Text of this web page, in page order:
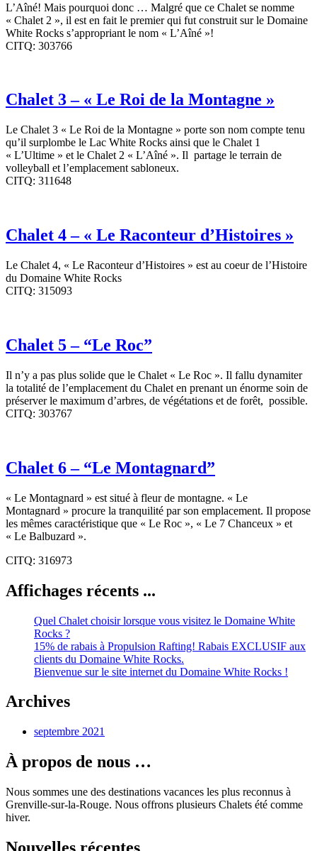
L’Aîné! Mais pourquoi donc … Malgré que ce Chalet se nomme
« Chalet 2 », il est en fait le premier qui fut construit sur le Domaine
White Rocks s’appropriant le nom « L’Aîné »!
CITQ: 303766
Chalet 3 – « Le Roi de la Montagne »
Le Chalet 3 « Le Roi de la Montagne » porte son nom compte tenu
qu’il surplombe le Lac White Rocks ainsi que le Chalet 1
« L’Ultime » et le Chalet 2 « L’Aîné ». Il partage le terrain de
volleyball et l’emplacement sabloneux.
CITQ: 311648
Chalet 4 – « Le Raconteur d’Histoires »
Le Chalet 4, « Le Raconteur d’Histoires » est au coeur de l’Histoire
du Domaine White Rocks
CITQ: 315093
Chalet 5 – “Le Roc”
Il n’y a pas plus solide que le Chalet « Le Roc ». Il fallu dynamiter
la totalité de l’emplacement du Chalet en prenant un énorme soin de
préserver le maximum d’arbres, de végétations et de forêt, possible.
CITQ: 303767
Chalet 6 – “Le Montagnard”
« Le Montagnard » est situé à fleur de montagne. « Le
Montagnard » procure la tranquilité par son emplacement. Il propose
les mêmes caractéristique que « Le Roc », « Le 7 Chanceux » et
« Le Balbuzard ».
CITQ: 316973
Affichages récents ...
Quel Chalet choisir lorsque vous visitez le Domaine White
Rocks ?
15% de rabais à Propulsion Rafting! Rabais EXCLUSIF aux
clients du Domaine White Rocks.
Bienvenue sur le site internet du Domaine White Rocks !
Archives
septembre 2021
À propos de nous …
Nous sommes une des destinations vacances les plus reconnus à
Grenville-sur-la-Rouge. Nous offrons plusieurs Chalets été comme
hiver.